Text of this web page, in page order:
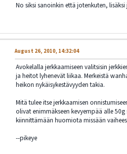
No siksi sanoinkin että jotenkuten,
August 26, 2010, 14:32:04
Avokelalla jerkkaamiseen valitsisin
ja heitot lyhenevät liikaa. Merkeistä
heikon nykäisykestävyyden takia.
Mitä tulee itse jerkkaamisen
olivat enimmäkseen kevyempää alle
kiinnittämään huomiota missään
--pikeye